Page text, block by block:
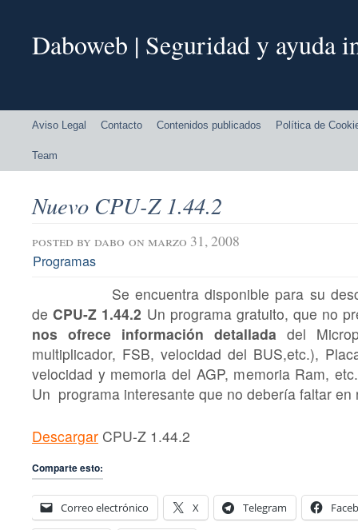
Daboweb | Seguridad y ayuda
Aviso Legal Contacto Contenidos publicados Política de
Team
Nuevo CPU-Z 1.44.2
posted by dabo on marzo 31, 2008
Programas
Se encuentra disponible para su
deCPU-Z 1.44.2 Un programa gratuito, que no
nos ofrece información detallada del
multiplicador, FSB, velocidad del BUS,etc.),
velocidad y memoria del AGP, memoria Ram,
Un programa interesante que no debería faltar en
Descargar CPU-Z 1.44.2
Comparte esto:
Correo electrónico X Telegram